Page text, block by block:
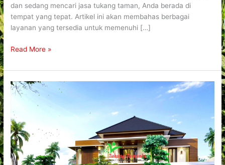
dan sedang mencari jasa tukang taman, Anda berada di
tempat yang tepat. Artikel ini akan membahas berbagai
layanan yang tersedia untuk memenuhi […]
Read More »
Desain
Landscape
yang
Perlu
Dipahami